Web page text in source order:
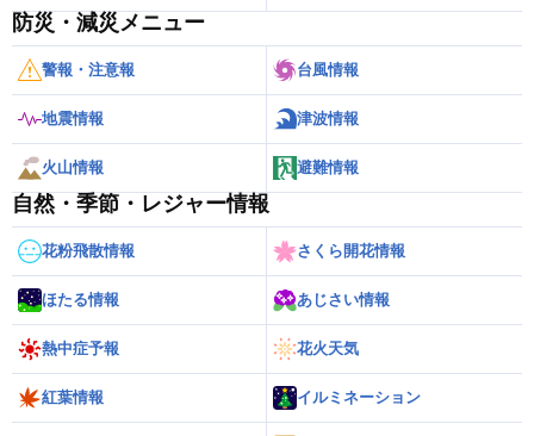
防災・減災メニュー
警報・注意報 台風情報
地震情報 津波情報
火山情報 避難情報
自然・季節・レジャー情報
花粉飛散情報 さくら開花情報
ほたる情報 あじさい情報
熱中症予報 花火天気
紅葉情報 イルミネーション